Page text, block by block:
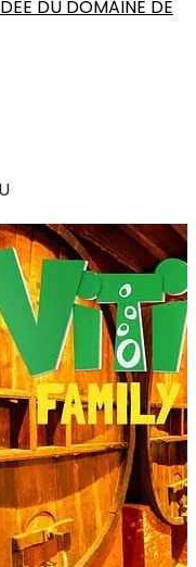
DU DOMAINE DE